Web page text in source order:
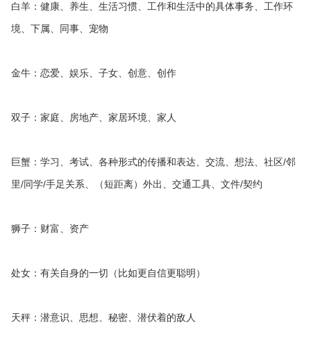
白羊：健康、养生、生活习惯、工作和生活中的具体事务、工作环
境、下属、同事、宠物
金牛：恋爱、娱乐、子女、创意、创作
双子：家庭、房地产、家居环境、家人
巨蟹：学习、考试、各种形式的传播和表达、交流、想法、社区/邻
里/同学/手足关系、（短距离）外出、交通工具、文件/契约
狮子：财富、资产
处女：有关自身的一切（比如更自信更聪明）
天秤：潜意识、思想、秘密、潜伏着的敌人